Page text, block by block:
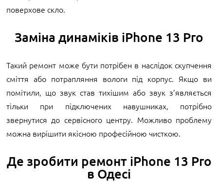
поверхове скло.
Заміна динаміків iPhone 13 Pro
Такий ремонт може бути потрібен в наслідок скупчення
сміття або потрапляння вологи під корпус. Якщо ви
помітили, що звук став тихішим або звук з’являється
тільки при підключених навушниках, потрібно
звернутися до сервісного центру. Можливо проблему
можна вирішити якісною професійною чисткою.
Де зробити ремонт iPhone 13 Pro
в Одесі